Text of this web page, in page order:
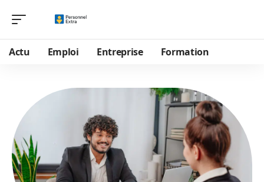
Actu Emploi Entreprise Formation